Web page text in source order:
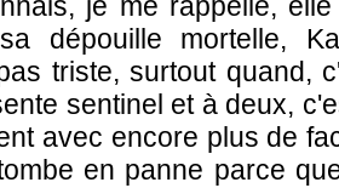
dépouille mortelle,
triste, surtout quand,
sentinel et à deux,
avec encore plus de
en panne parce